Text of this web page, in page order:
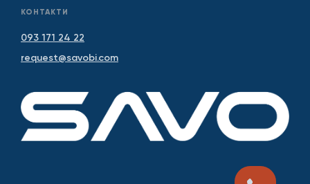
КОНТАКТИ
093 171 24 22
request@savobi.com